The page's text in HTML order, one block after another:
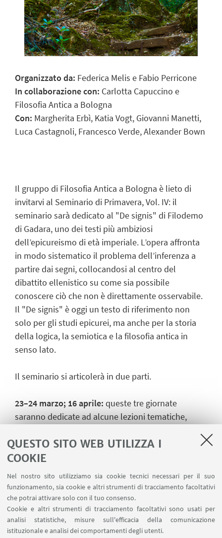
QUESTO SITO WEB UTILIZZA I
COOKIE
Nel nostro sito utilizziamo sia cookie tecnici necessari per il suo
funzionamento, sia cookie e altri strumenti di tracciamento facoltativi
che potrai attivare solo con il tuo consenso.
Cookie e altri strumenti di tracciamento facoltativi sono usati per
analisi statistiche, misure sull'efficacia della comunicazione
istituzionale e analisi dei comportamenti degli utenti.
Organizzato da: Federica Melis e Fabio Perricone
In collaborazione con: Carlotta Capuccino e
Filosofia Antica a Bologna
Con: Margherita Erbì, Katia Vogt, Giovanni Manetti,
Luca Castagnoli, Francesco Verde, Alexander Bown
Il gruppo di Filosofia Antica a Bologna è lieto di
invitarvi al Seminario di Primavera, Vol. IV: il
seminario sarà dedicato al "De signis" di Filodemo
di Gadara, uno dei testi più ambiziosi
dell’epicureismo di età imperiale. L’opera affronta
in modo sistematico il problema dell’inferenza a
partire dai segni, collocandosi al centro del
dibattito ellenistico su come sia possibile
conoscere ciò che non è direttamente osservabile.
Il "De signis" è oggi un testo di riferimento non
solo per gli studi epicurei, ma anche per la storia
della logica, la semiotica e la filosofia antica in
senso lato.
Il seminario si articolerà in due parti.
23–24 marzo; 16 aprile: queste tre giornate
saranno dedicate ad alcune lezioni tematiche,
altre università italiane e internazionali.
lettura e la discussione di alcuni passi selezionati
del testo a cura di un gruppo di studenti volontari
(reading group).